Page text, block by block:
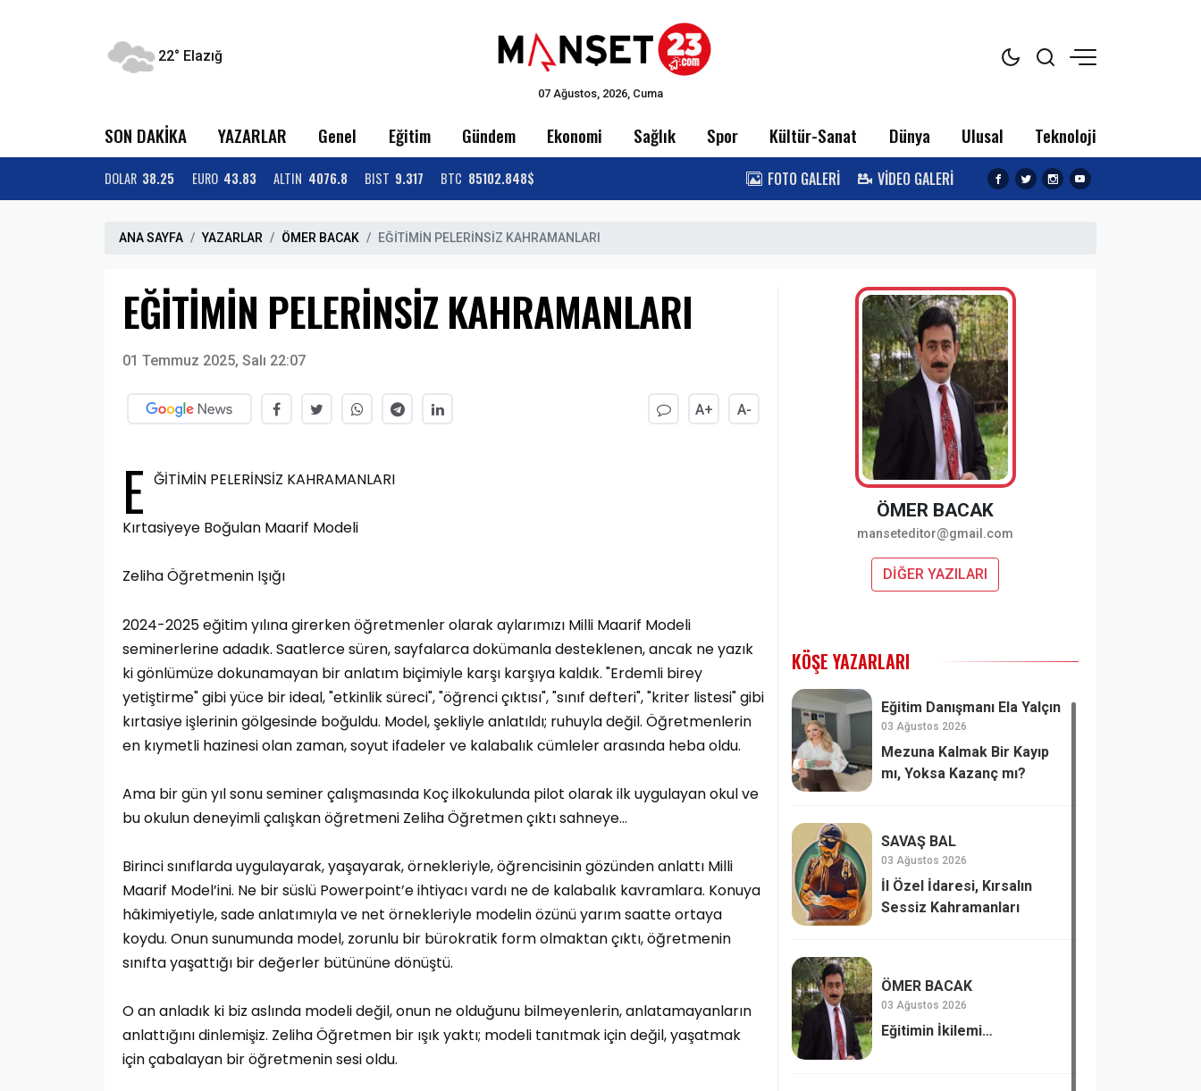
22° Elazığ
07 Ağustos, 2026, Cuma
SON DAKİKA YAZARLAR Genel Eğitim Gündem Ekonomi Sağlık Spor Kültür-Sanat Dünya Ulusal Teknoloji
DOLAR 38.25 EURO 43.83 ALTIN 4076.8 BIST 9.317 BTC 85102.848$ FOTO GALERİ VİDEO GALERİ
ANA SAYFA YAZARLAR ÖMER BACAK EĞİTİMİN PELERİNSİZ KAHRAMANLARI
EĞİTİMİN PELERİNSİZ KAHRAMANLARI
01 Temmuz 2025, Salı 22:07
A+ A-
E ĞİTİMİN PELERİNSİZ KAHRAMANLARI
Kırtasiyeye Boğulan Maarif Modeli
Zeliha Öğretmenin Işığı
2024-2025 eğitim yılına girerken öğretmenler olarak aylarımızı Milli Maarif Modeli
seminerlerine adadık. Saatlerce süren, sayfalarca dokümanla desteklenen, ancak ne yazık
ki gönlümüze dokunamayan bir anlatım biçimiyle karşı karşıya kaldık. "Erdemli birey
yetiştirme" gibi yüce bir ideal, "etkinlik süreci", "öğrenci çıktısı", "sınıf defteri", "kriter listesi" gibi
kırtasiye işlerinin gölgesinde boğuldu. Model, şekliyle anlatıldı; ruhuyla değil. Öğretmenlerin
en kıymetli hazinesi olan zaman, soyut ifadeler ve kalabalık cümleler arasında heba oldu.
Ama bir gün yıl sonu seminer çalışmasında Koç ilkokulunda pilot olarak ilk uygulayan okul ve
bu okulun deneyimli çalışkan öğretmeni Zeliha Öğretmen çıktı sahneye…
Birinci sınıflarda uygulayarak, yaşayarak, örnekleriyle, öğrencisinin gözünden anlattı Milli
Maarif Model’ini. Ne bir süslü Powerpoint’e ihtiyacı vardı ne de kalabalık kavramlara. Konuya
hâkimiyetiyle, sade anlatımıyla ve net örnekleriyle modelin özünü yarım saatte ortaya
koydu. Onun sunumunda model, zorunlu bir bürokratik form olmaktan çıktı, öğretmenin
sınıfta yaşattığı bir değerler bütününe dönüştü.
O an anladık ki biz aslında modeli değil, onun ne olduğunu bilmeyenlerin, anlatamayanların
anlattığını dinlemişiz. Zeliha Öğretmen bir ışık yaktı; modeli tanıtmak için değil, yaşatmak
için çabalayan bir öğretmenin sesi oldu.
ÖMER BACAK
manseteditor@gmail.com
DİĞER YAZILARI
KÖŞE YAZARLARI
Eğitim Danışmanı Ela Yalçın
03 Ağustos 2026
Mezuna Kalmak Bir Kayıp
mı, Yoksa Kazanç mı?
SAVAŞ BAL
03 Ağustos 2026
İl Özel İdaresi, Kırsalın
Sessiz Kahramanları
ÖMER BACAK
03 Ağustos 2026
Eğitimin İkilemi…